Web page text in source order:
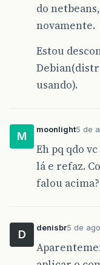
do
novamente.
Estou
usando).
M
moonlight5 de
Eh pq qdo
lá e refaz.
falou acima?
D
denisbr5 de